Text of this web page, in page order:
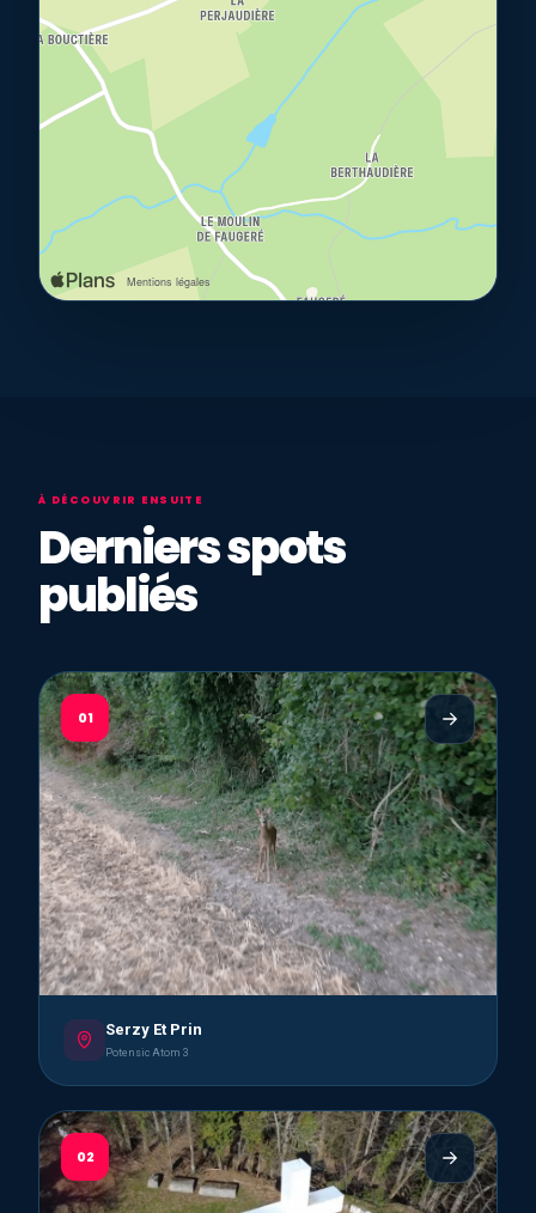
À DÉCOUVRIR ENSUITE
Derniers spots
publiés
01
Serzy Et Prin
Potensic Atom 3
02